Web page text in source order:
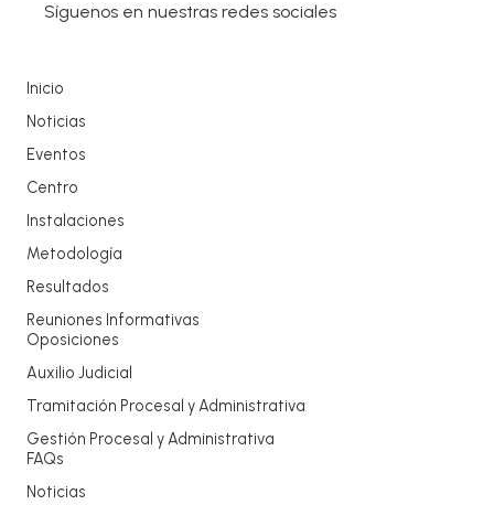
Síguenos en nuestras redes sociales
Inicio
Noticias
Eventos
Centro
Instalaciones
Metodología
Resultados
Reuniones Informativas
Oposiciones
Auxilio Judicial
Tramitación Procesal y Administrativa
Gestión Procesal y Administrativa
FAQs
Noticias